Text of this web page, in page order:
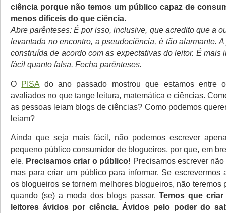
ciência porque não temos um público capaz de
menos difíceis do que ciência.
Abre parênteses: É por isso, inclusive, que acredito que a
levantada no encontro, a pseudociência, é tão alarmante.
construída de acordo com as expectativas do leitor. É mais
fácil quanto falsa. Fecha parênteses.
O PISA do ano passado mostrou que estamos entre
avaliados no que tange leitura, matemática e ciências.
as pessoas leiam blogs de ciências? Como podemos
leiam?
Ainda que seja mais fácil, não podemos escrever
pequeno público consumidor de blogueiros, por que, em
ele. Precisamos criar o público! Precisamos escrever
mas para criar um público para informar. Se escrevermos
os blogueiros se tornem melhores blogueiros, não teremos
quando (se) a moda dos blogs passar.Temos que
leitores ávidos por ciência. Ávidos pelo poder do